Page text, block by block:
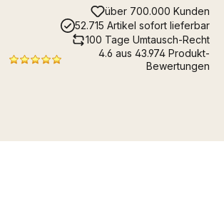
über 700.000 Kunden
52.715 Artikel sofort lieferbar
100 Tage Umtausch-Recht
4.6 aus 43.974 Produkt-
Bewertungen